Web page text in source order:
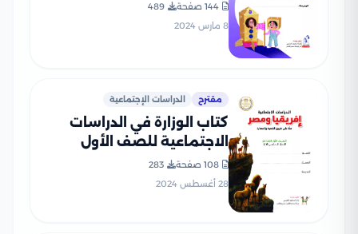
بصيغة PDF
144 صفحة
489
8 مارس 2024
مقترح الدراسات الإجتماعية
كتاب الوزارة في الدراسات
الاجتماعية للصف الأول
بصيغة PDF
108 صفحة
283
28 أغسطس 2024